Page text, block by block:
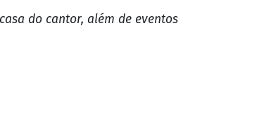
do cantor, além de eventos